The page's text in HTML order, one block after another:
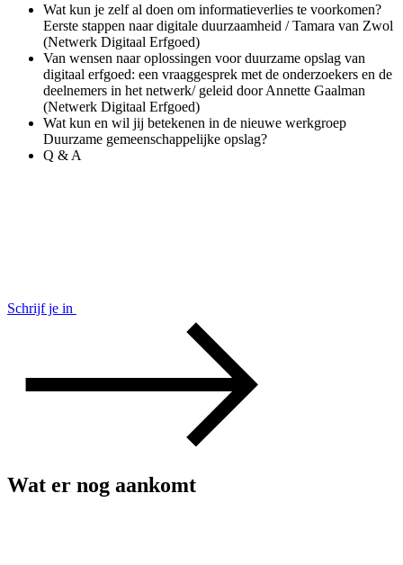
Wat kun je zelf al doen om informatieverlies te voorkomen?
Eerste stappen naar digitale duurzaamheid / Tamara van Zwol
(Netwerk Digitaal Erfgoed)
Van wensen naar oplossingen voor duurzame opslag van
digitaal erfgoed: een vraaggesprek met de onderzoekers en de
deelnemers in het netwerk/ geleid door Annette Gaalman
(Netwerk Digitaal Erfgoed)
Wat kun en wil jij betekenen in de nieuwe werkgroep
Duurzame gemeenschappelijke opslag?
Q & A
Schrijf je in
Wat er nog aankomt